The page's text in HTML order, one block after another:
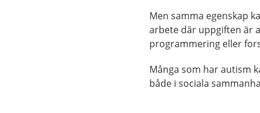
Men samma egenskap
arbete där uppgiften är
programmering eller
Många som har autism
både i sociala